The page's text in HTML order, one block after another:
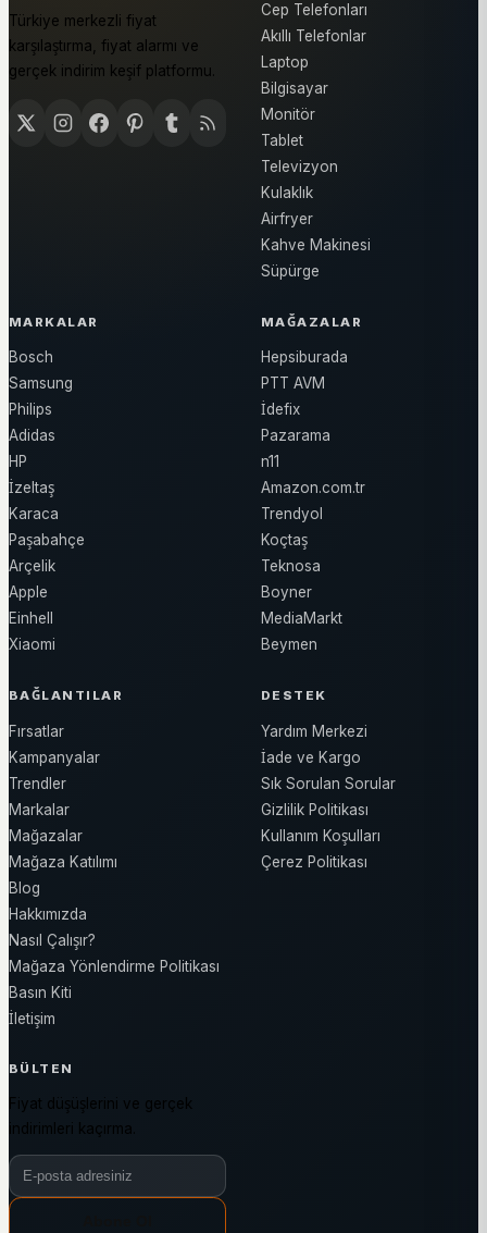
Türkiye merkezli fiyat
karşılaştırma, fiyat alarmı ve
gerçek indirim keşif platformu.
Cep Telefonları
Akıllı Telefonlar
Laptop
Bilgisayar
Monitör
Tablet
Televizyon
Kulaklık
Airfryer
Kahve Makinesi
Süpürge
MARKALAR
Bosch
Samsung
Philips
Adidas
HP
İzeltaş
Karaca
Paşabahçe
Arçelik
Apple
Einhell
Xiaomi
MAĞAZALAR
Hepsiburada
PTT AVM
İdefix
Pazarama
n11
Amazon.com.tr
Trendyol
Koçtaş
Teknosa
Boyner
MediaMarkt
Beymen
BAĞLANTILAR
Fırsatlar
Kampanyalar
Trendler
Markalar
Mağazalar
Mağaza Katılımı
Blog
Hakkımızda
Nasıl Çalışır?
Mağaza Yönlendirme Politikası
Basın Kiti
İletişim
DESTEK
Yardım Merkezi
İade ve Kargo
Sık Sorulan Sorular
Gizlilik Politikası
Kullanım Koşulları
Çerez Politikası
BÜLTEN
Fiyat düşüşlerini ve gerçek
indirimleri kaçırma.
Bülten e-posta adresiniz